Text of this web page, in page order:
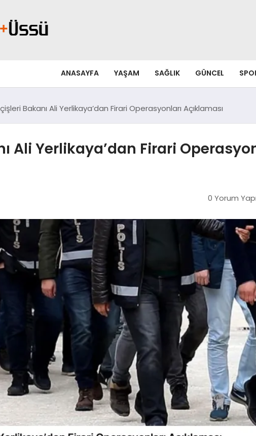
ANASAYFA YAŞAM SAĞLIK GÜNCEL
Bakanı Ali Yerlikaya’dan Firari Operasyonları Açıklaması
Ali Yerlikaya’dan Firari
0 Yorum